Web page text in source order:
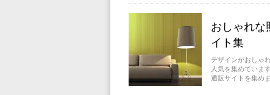
おしゃれな
イト集
デザインがおしゃ
人気を集めていま
通販サイトを集め